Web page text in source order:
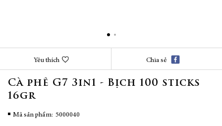
phần
đầu
của
viện
Yêu thích Chia sẻ
Cà phê G7 3in1 - Bịch 100 sticks
16gr
Mã sản phẩm 5000040